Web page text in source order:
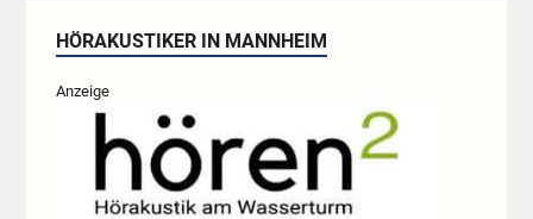
HÖRAKUSTIKER IN MANNHEIM
Anzeige